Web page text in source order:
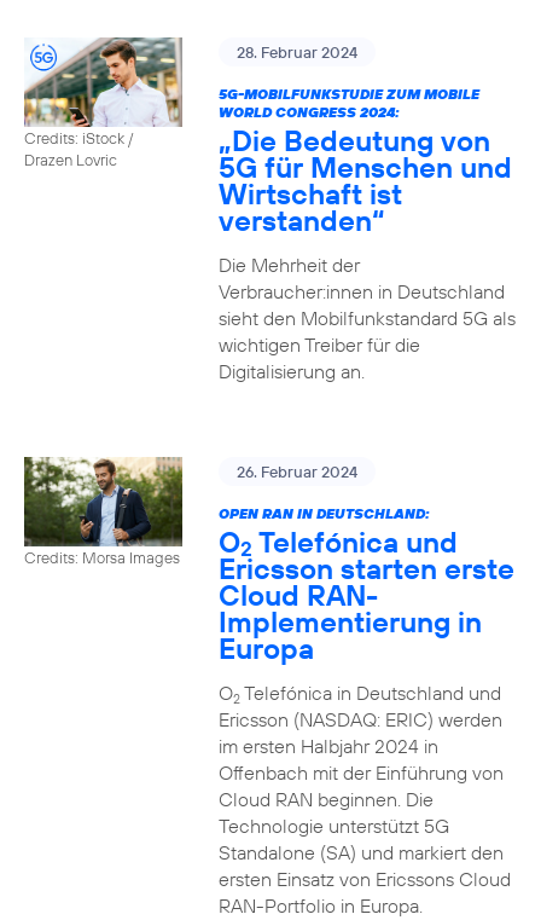
Credits: iStock /
Drazen Lovric
28. Februar 2024
5G-MOBILFUNKSTUDIE ZUM MOBILE
WORLD CONGRESS 2024:
„Die Bedeutung von
5G für Menschen und
Wirtschaft ist
verstanden“
Die Mehrheit der
Verbraucher:innen in Deutschland
sieht den Mobilfunkstandard 5G als
wichtigen Treiber für die
Digitalisierung an.
Credits: Morsa Images
26. Februar 2024
OPEN RAN IN DEUTSCHLAND:
O2 Telefónica und
Ericsson starten erste
Cloud RAN-
Implementierung in
Europa
O2Telefónica in Deutschland und
Ericsson (NASDAQ: ERIC) werden
im ersten Halbjahr 2024 in
Offenbach mit der Einführung von
Cloud RAN beginnen. Die
Technologie unterstützt 5G
Standalone (SA) und markiert den
ersten Einsatz von Ericssons Cloud
RAN-Portfolio in Europa.